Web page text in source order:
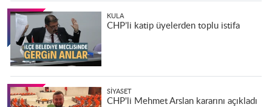
KULA
CHP’li katip üyelerden toplu istifa
SIYASET
CHP'li Mehmet Arslan kararını açıkladı